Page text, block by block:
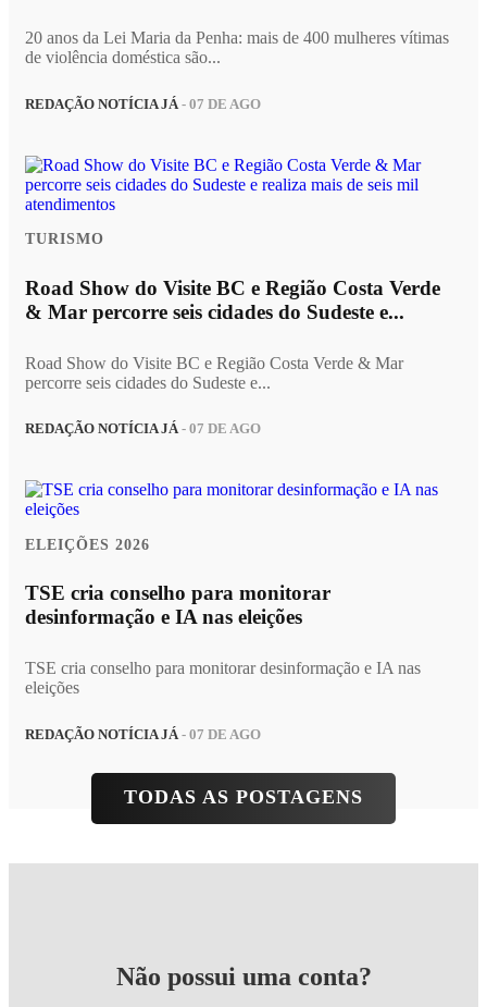
20 anos da Lei Maria da Penha: mais de 400 mulheres vítimas
de violência doméstica são...
REDAÇÃO NOTÍCIA JÁ- 07 DE AGO
TURISMO
Road Show do Visite BC e Região Costa Verde
& Mar percorre seis cidades do Sudeste e...
Road Show do Visite BC e Região Costa Verde & Mar
percorre seis cidades do Sudeste e...
REDAÇÃO NOTÍCIA JÁ- 07 DE AGO
ELEIÇÕES 2026
TSE cria conselho para monitorar
desinformação e IA nas eleições
TSE cria conselho para monitorar desinformação e IA nas
eleições
REDAÇÃO NOTÍCIA JÁ - 07 DE AGO
TODAS AS POSTAGENS
Não possui uma conta?